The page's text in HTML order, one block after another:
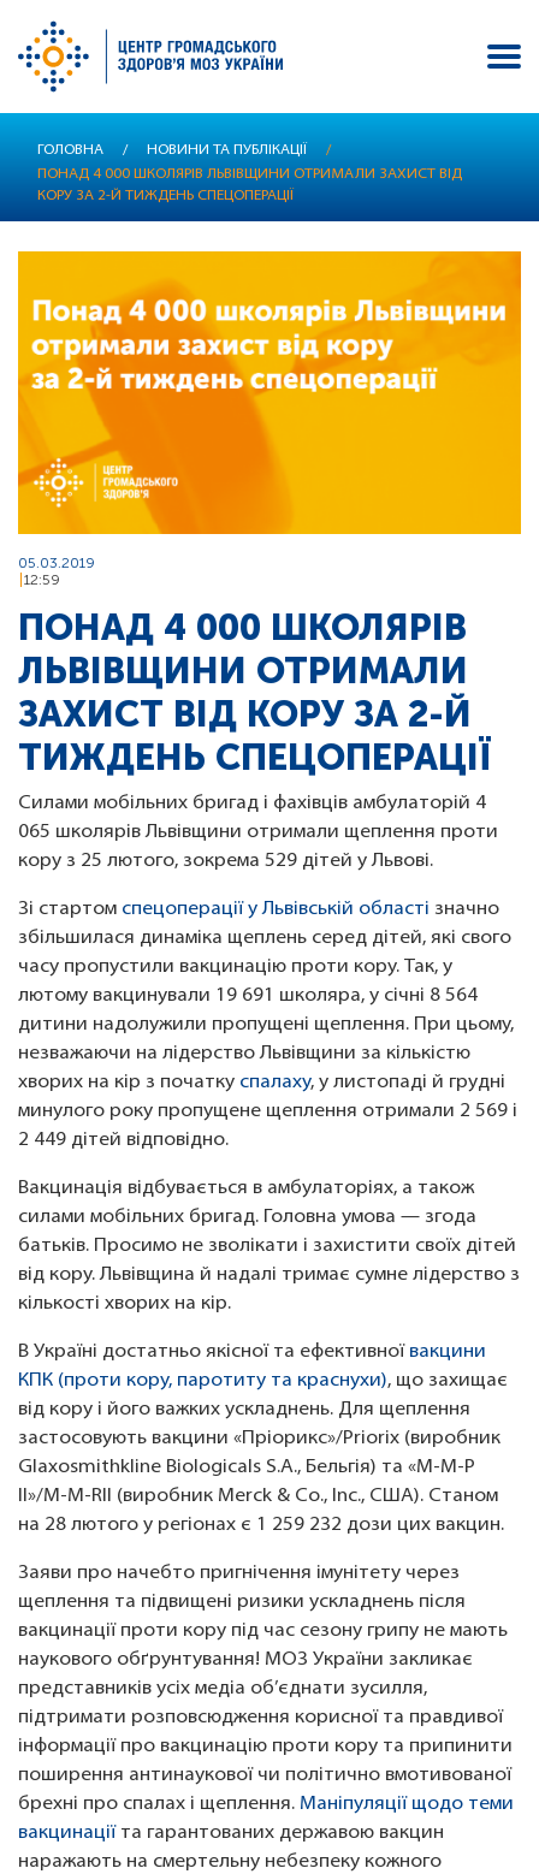
основного
ГОЛОВНА / НОВИНИ ТА ПУБЛІКАЦІЇ
/
ПОНАД 4 000 ШКОЛЯРІВ ЛЬВІВЩИНИ ОТРИМАЛИ ЗАХИСТ ВІД
КОРУ ЗА 2-Й ТИЖДЕНЬ СПЕЦОПЕРАЦІЇ
05.03.2019
12:59
ПОНАД 4 000 ШКОЛЯРІВ
ЛЬВІВЩИНИ ОТРИМАЛИ
ЗАХИСТ ВІД КОРУ ЗА 2-Й
ТИЖДЕНЬ СПЕЦОПЕРАЦІЇ
Силами мобільних бригад і фахівців амбулаторій 4
065 школярів Львівщини отримали щеплення проти
кору з 25 лютого, зокрема 529 дітей у Львові.
Зі стартом спецоперації у Львівській області значно
збільшилася динаміка щеплень серед дітей, які свого
часу пропустили вакцинацію проти кору. Так, у
лютому вакцинували 19 691 школяра, у січні 8 564
дитини надолужили пропущені щеплення. При цьому,
незважаючи на лідерство Львівщини за кількістю
хворих на кір з початку спалаху, у листопаді й грудні
минулого року пропущене щеплення отримали 2 569 і
2 449 дітей відповідно.
Вакцинація відбувається в амбулаторіях, а також
силами мобільних бригад. Головна умова — згода
батьків. Просимо не зволікати і захистити своїх дітей
від кору. Львівщина й надалі тримає сумне лідерство з
кількості хворих на кір.
В Україні достатньо якісної та ефективної вакцини
КПК (проти кору, паротиту та краснухи), що захищає
від кору і його важких ускладнень. Для щеплення
застосовують вакцини «Пріорикс»/Priorix (виробник
Glaxosmithkline Biologicals S.A., Бельгія) та «М-М-Р
ІІ»/M-M-RII (виробник Merck & Co., Inc., США). Станом
на 28 лютого у регіонах є 1 259 232 дози цих вакцин.
Заяви про начебто пригнічення імунітету через
щеплення та підвищені ризики ускладнень після
вакцинації проти кору під час сезону грипу не мають
наукового обґрунтування! МОЗ України закликає
представників усіх медіа об’єднати зусилля,
підтримати розповсюдження корисної та правдивої
інформації про вакцинацію проти кору та припинити
поширення антинаукової чи політично вмотивованої
брехні про спалах і щеплення. Маніпуляції щодо теми
вакцинаціїта гарантованих державою вакцин
наражають на смертельну небезпеку кожного